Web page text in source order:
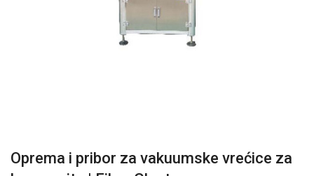
Oprema i pribor za vakuumske vrećice za